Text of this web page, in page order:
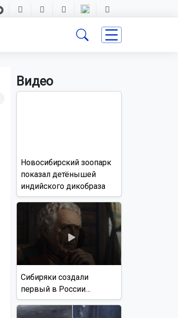
Видео
Новосибирский зоопарк
показал детёнышей
индийского дикобраза
Сибиряки создали
первый в России
документальный фильм
с использованием ИИ